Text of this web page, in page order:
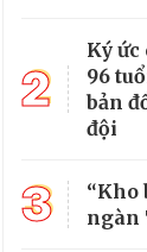
2
Ký
96
bản
đội
3
“Kho
ngàn